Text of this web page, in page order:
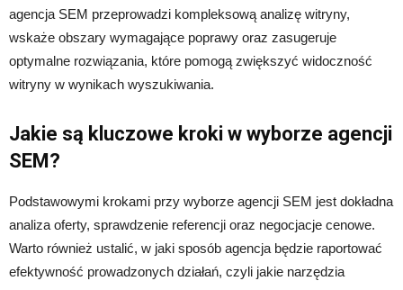
agencja SEM przeprowadzi kompleksową analizę witryny,
wskaże obszary wymagające poprawy oraz zasugeruje
optymalne rozwiązania, które pomogą zwiększyć widoczność
witryny w wynikach wyszukiwania.
Jakie są kluczowe kroki w wyborze agencji
SEM?
Podstawowymi krokami przy wyborze agencji SEM jest dokładna
analiza oferty, sprawdzenie referencji oraz negocjacje cenowe.
Warto również ustalić, w jaki sposób agencja będzie raportować
efektywność prowadzonych działań, czyli jakie narzędzia